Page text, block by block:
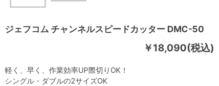
ジェフコム チャンネルスピードカッター DMC-50
￥18,090(税込)
軽く、早く、作業効率UP際切りOK！
シングル・ダブルの2サイズOK